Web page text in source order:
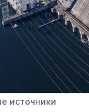
источники